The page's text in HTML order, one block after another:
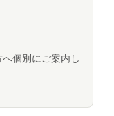
個別にご案内し